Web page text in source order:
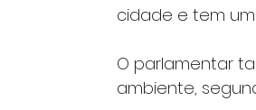
cidade e tem um
O parlamentar
ambiente,